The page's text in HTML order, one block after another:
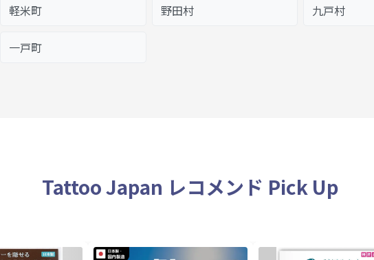
軽米町 野田村 九戸村
一戸町
Tattoo Japan レコメンド Pick Up